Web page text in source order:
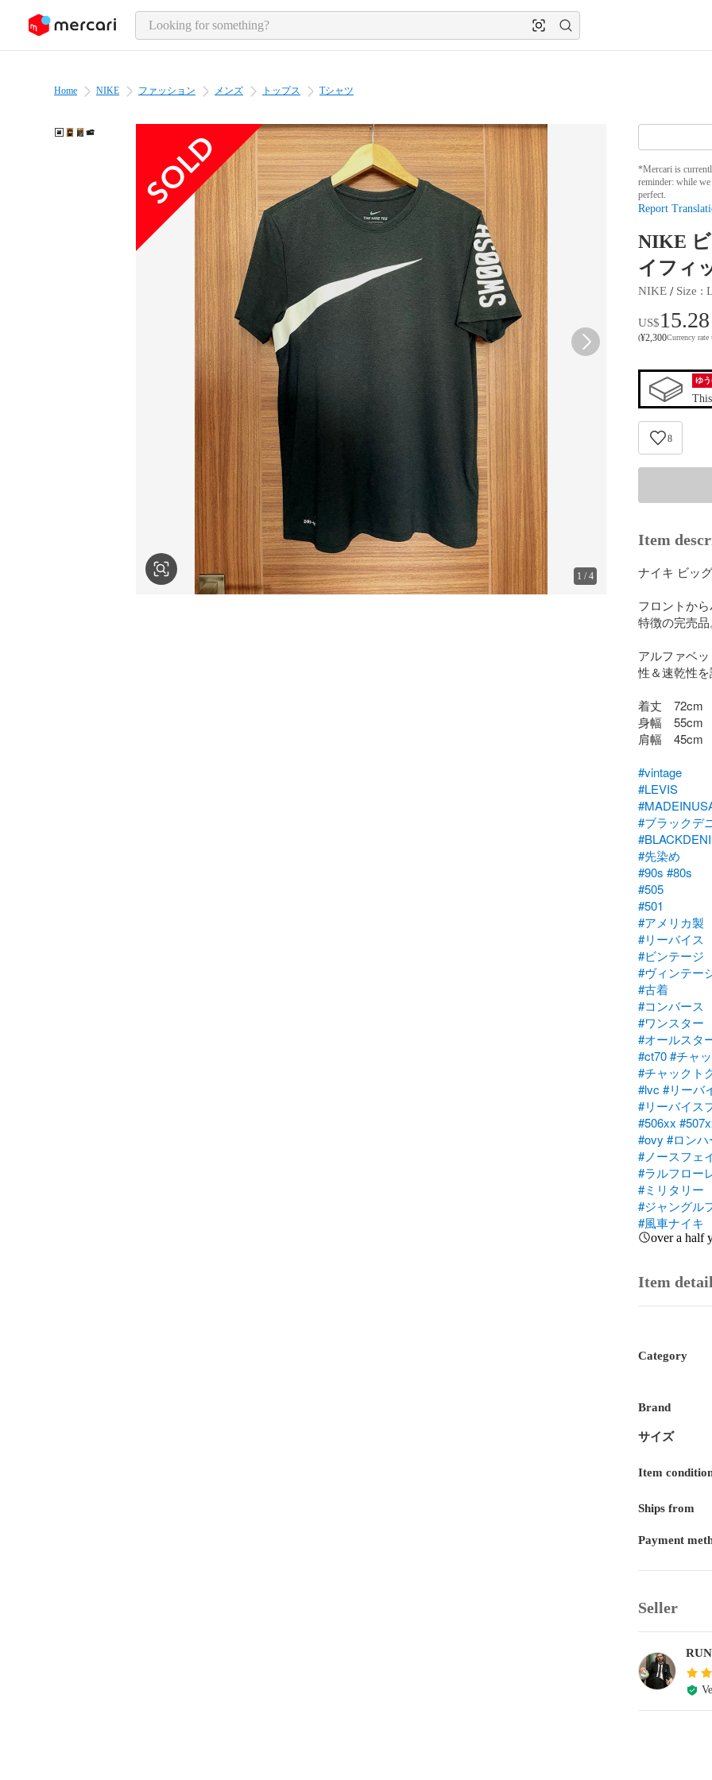
page content
Home NIKE ファッション メンズ トップス Tシャツ
1 /4
*Mercari is
reminder: while we
perfect.
Report
NIKE
イフィ
NIKE / Size :
US$15.28
(¥2,300Currency
ゆ
8
Item
ナイキ ビッ
フロントか
特徴の完売品
アルファベ
性＆速乾性を
着丈　72cm
身幅　55cm
肩幅　45cm
#vintage
#LEVIS
#ブラックデ
#先染め
#90s #80s
#505
#501
#アメリカ製
#リーバイス
#ビンテージ
#ヴィンテー
#古着
#コンバース
#ワンスター
#オールスタ
#ct70 #チャ
#チャックト
#lvc #リーバ
#リーバイス
#506xx
#ovy #ロンハ
#ノースフェ
#ラルフロー
#ミリタリー
#ジャングル
#風車ナイキ
over a half
Item
Category
Brand
サイズ
Item
Ships from
Payment
Seller